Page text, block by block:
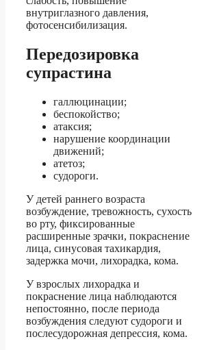
внутриглазного давления,
фотосенсибилизация.
Передозировка
супрастина
галлюцинации;
беспокойство;
атаксия;
нарушение координации
движений;
атетоз;
судороги.
У детей раннего возраста
возбуждение, тревожность, сухость
во рту, фиксированные
расширенные зрачки, покраснение
лица, синусовая тахикардия,
задержка мочи, лихорадка, кома.
У взрослых лихорадка и
покраснение лица наблюдаются
непостоянно, после периода
возбуждения следуют судороги и
послесудорожная депрессия, кома.